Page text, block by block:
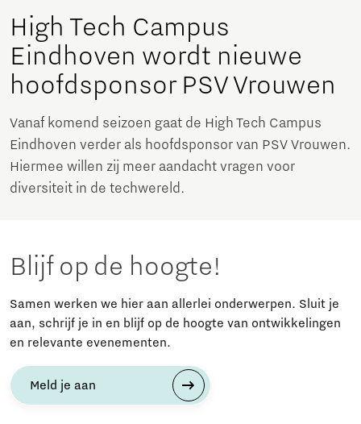
High Tech Campus
Eindhoven wordt nieuwe
hoofdsponsor PSV Vrouwen
Vanaf komend seizoen gaat de High Tech Campus
Eindhoven verder als hoofdsponsor van PSV Vrouwen.
Hiermee willen zij meer aandacht vragen voor
diversiteit in de techwereld.
Blijf op de hoogte!
Samen werken we hier aan allerlei onderwerpen. Sluit je
aan, schrijf je in en blijf op de hoogte van ontwikkelingen
en relevante evenementen.
Meld je aan